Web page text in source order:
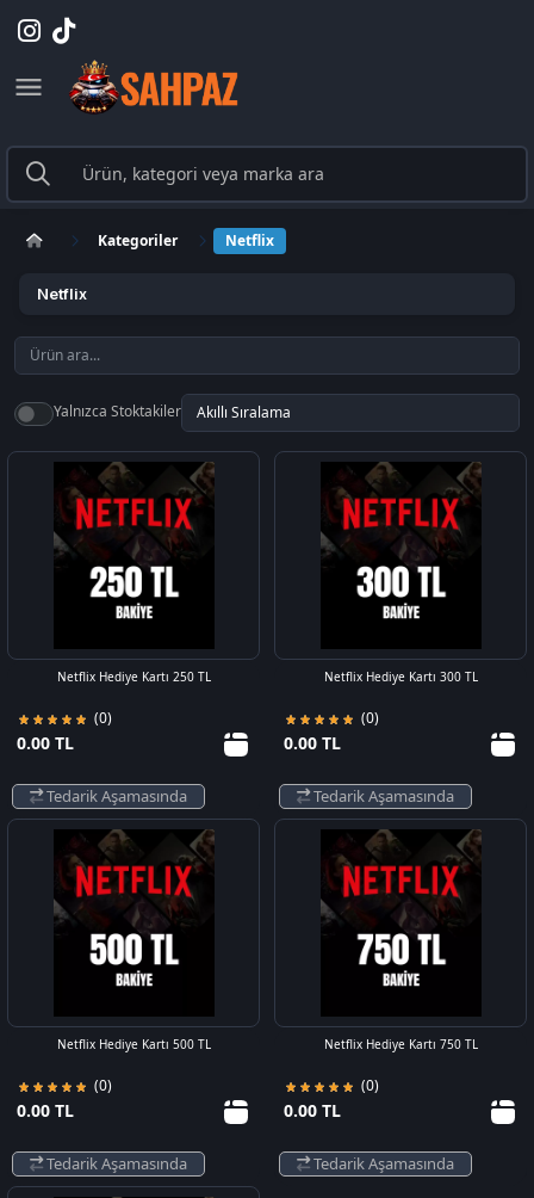
Kategoriler Netflix
Netflix
Yalnızca Stoktakiler
Netflix Hediye Kartı 250 TL
(0)
0.00 TL
Tedarik Aşamasında
Netflix Hediye Kartı 300 TL
(0)
0.00 TL
Tedarik Aşamasında
Netflix Hediye Kartı 500 TL
(0)
0.00 TL
Tedarik Aşamasında
Netflix Hediye Kartı 750 TL
(0)
0.00 TL
Tedarik Aşamasında